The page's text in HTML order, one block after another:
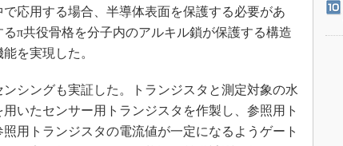
応用する場合、半導体表面を保護する必要があ
π共役骨格を分子内のアルキル鎖が保護する構造
を実現した。
シングも実証した。トランジスタと測定対象の水
いたセンサー用トランジスタを作製し、参照用ト
用トランジスタの電流値が一定になるようゲート